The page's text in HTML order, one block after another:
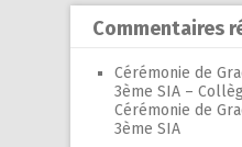
Commentaires
Cérémonie de
3ème SIA –
Cérémonie de
3ème SIA